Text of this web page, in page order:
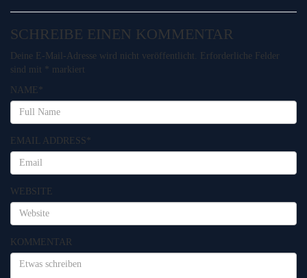
SCHREIBE EINEN KOMMENTAR
Deine E-Mail-Adresse wird nicht veröffentlicht.
Erforderliche Felder
sind mit * markiert
NAME *
EMAIL ADDRESS*
WEBSITE
KOMMENTAR